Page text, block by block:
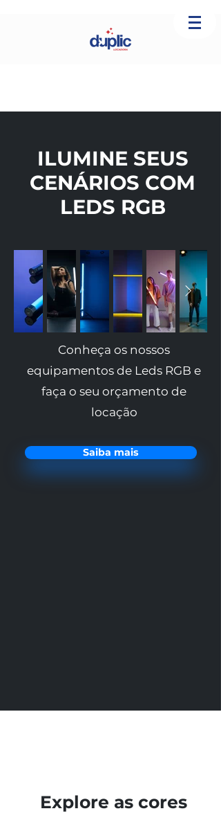
ILUMINE SEUS
CENÁRIOS COM
LEDS RGB
Conheça os nossos
equipamentos de Leds RGB e
faça o seu orçamento de
locação
Saiba mais
Explore as cores